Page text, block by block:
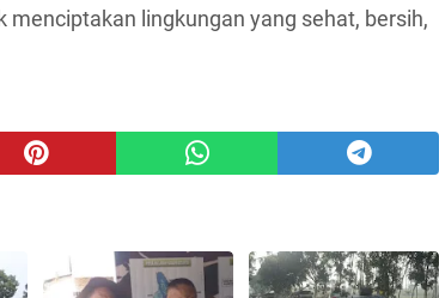
lingkungan yang sehat, bersih,